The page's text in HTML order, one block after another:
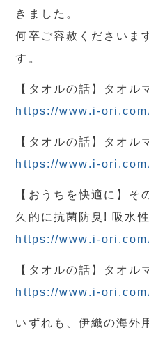
きました。
何卒ご容赦くださいま
す。
【タオルの話】タオ
https://www.i-
【タオルの話】タオ
https://www.i-
【おうちを快適に】そ
久的に抗菌防臭! 吸水
https://www.i-
【タオルの話】タオ
https://www.i-
いずれも、伊織の海外